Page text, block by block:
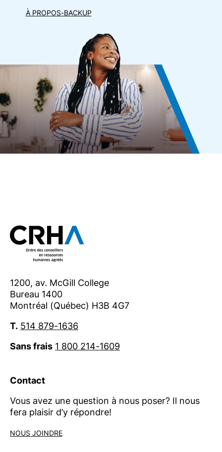
À PROPOS-BACKUP
1200, av. McGill College
Bureau 1400
Montréal (Québec) H3B 4G7
T. 514 879-1636
Sans frais 1 800 214-1609
Contact
Vous avez une question à nous poser? Il nous
fera plaisir d’y répondre!
NOUS JOINDRE